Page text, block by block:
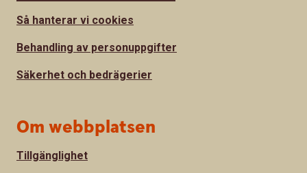
Så hanterar vi cookies
Behandling av personuppgifter
Säkerhet och bedrägerier
Om webbplatsen
Tillgänglighet